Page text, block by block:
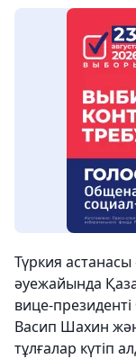
Түркия
әуежайында
вице-
Васип Шахин
тұлғалар күтіп